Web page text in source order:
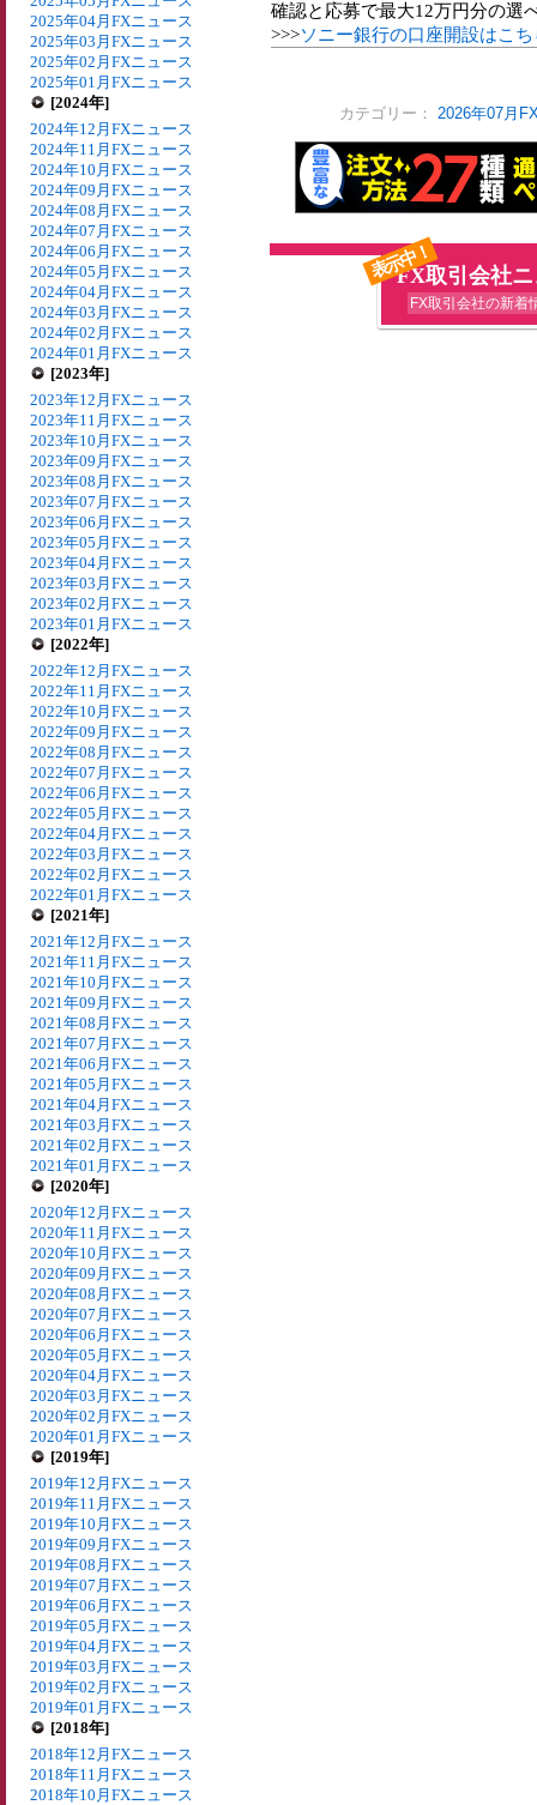
2025年04月FXニュース
2025年03月FXニュース
2025年02月FXニュース
2025年01月FXニュース
[2024年]
2024年12月FXニュース
2024年11月FXニュース
2024年10月FXニュース
2024年09月FXニュース
2024年08月FXニュース
2024年07月FXニュース
2024年06月FXニュース
2024年05月FXニュース
2024年04月FXニュース
2024年03月FXニュース
2024年02月FXニュース
2024年01月FXニュース
[2023年]
2023年12月FXニュース
2023年11月FXニュース
2023年10月FXニュース
2023年09月FXニュース
2023年08月FXニュース
2023年07月FXニュース
2023年06月FXニュース
2023年05月FXニュース
2023年04月FXニュース
2023年03月FXニュース
2023年02月FXニュース
2023年01月FXニュース
[2022年]
2022年12月FXニュース
2022年11月FXニュース
2022年10月FXニュース
2022年09月FXニュース
2022年08月FXニュース
2022年07月FXニュース
2022年06月FXニュース
2022年05月FXニュース
2022年04月FXニュース
2022年03月FXニュース
2022年02月FXニュース
2022年01月FXニュース
[2021年]
2021年12月FXニュース
2021年11月FXニュース
2021年10月FXニュース
2021年09月FXニュース
2021年08月FXニュース
2021年07月FXニュース
2021年06月FXニュース
2021年05月FXニュース
2021年04月FXニュース
2021年03月FXニュース
2021年02月FXニュース
2021年01月FXニュース
[2020年]
2020年12月FXニュース
2020年11月FXニュース
2020年10月FXニュース
2020年09月FXニュース
2020年08月FXニュース
2020年07月FXニュース
2020年06月FXニュース
2020年05月FXニュース
2020年04月FXニュース
2020年03月FXニュース
2020年02月FXニュース
2020年01月FXニュース
[2019年]
2019年12月FXニュース
2019年11月FXニュース
2019年10月FXニュース
2019年09月FXニュース
2019年08月FXニュース
2019年07月FXニュース
2019年06月FXニュース
2019年05月FXニュース
2019年04月FXニュース
2019年03月FXニュース
2019年02月FXニュース
2019年01月FXニュース
[2018年]
2018年12月FXニュース
2018年11月FXニュース
2018年10月FXニュース
確認と応募で最大12万円分の選
>>>ソニー銀行の口座開設はこち
カテゴリー： 2026年07月
表示中！
FX取引会社
FX取引会社の新着